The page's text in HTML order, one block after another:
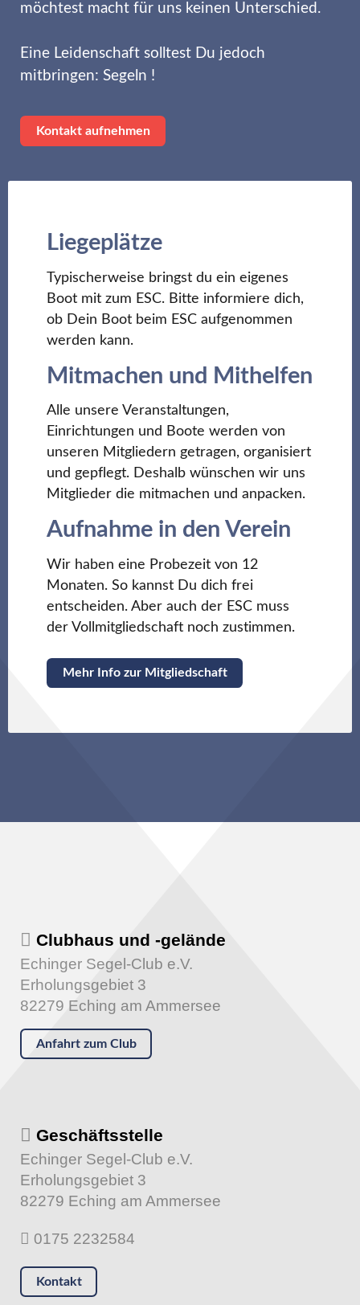
möchtest macht für uns keinen Unterschied.
Eine Leidenschaft solltest Du jedoch
mitbringen: Segeln !
Kontakt aufnehmen
Liegeplätze
Typischerweise bringst du ein eigenes
Boot mit zum ESC. Bitte informiere dich,
ob Dein Boot beim ESC aufgenommen
werden kann.
Mitmachen und Mithelfen
Alle unsere Veranstaltungen,
Einrichtungen und Boote werden von
unseren Mitgliedern getragen, organisiert
und gepflegt. Deshalb wünschen wir uns
Mitglieder die mitmachen und anpacken.
Aufnahme in den Verein
Wir haben eine Probezeit von 12
Monaten. So kannst Du dich frei
entscheiden. Aber auch der ESC muss
der Vollmitgliedschaft noch zustimmen.
Mehr Info zur Mitgliedschaft
Clubhaus und -gelände
Echinger Segel-Club e.V.
Erholungsgebiet 3
82279 Eching am Ammersee
Anfahrt zum Club
Geschäftsstelle
Echinger Segel-Club e.V.
Erholungsgebiet 3
82279 Eching am Ammersee
0175 2232584
Kontakt